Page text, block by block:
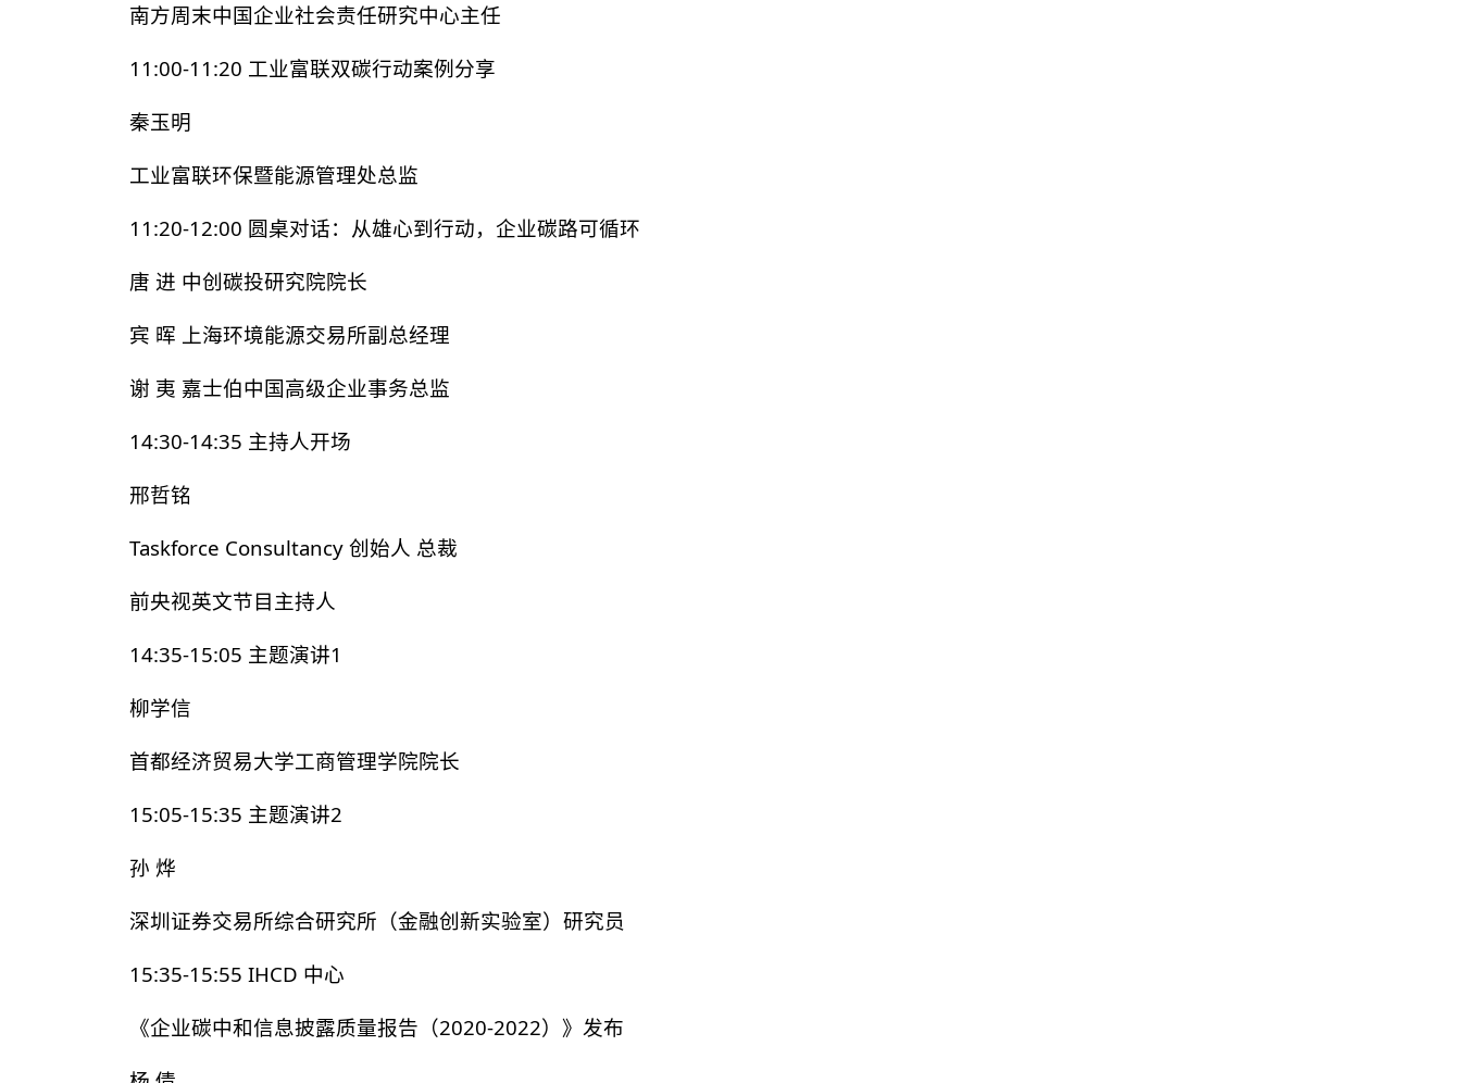
南方周末中国企业社会责任研究中心主任
11:00-11:20 工业富联双碳行动案例分享
秦玉明
工业富联环保暨能源管理处总监
11:20-12:00 圆桌对话：从雄心到行动，企业碳路可循环
唐 进 中创碳投研究院院长
宾 晖 上海环境能源交易所副总经理
谢 夷 嘉士伯中国高级企业事务总监
14:30-14:35 主持人开场
邢哲铭
Taskforce Consultancy 创始人 总裁
前央视英文节目主持人
14:35-15:05 主题演讲1
柳学信
首都经济贸易大学工商管理学院院长
15:05-15:35 主题演讲2
孙 烨
深圳证券交易所综合研究所（金融创新实验室）研究员
15:35-15:55 IHCD 中心
《企业碳中和信息披露质量报告（2020-2022）》发布